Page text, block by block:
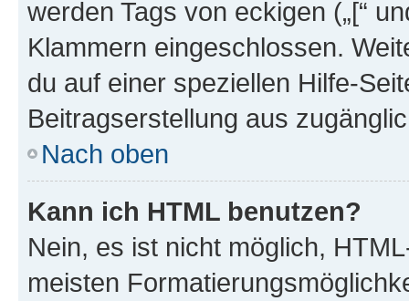
werden Tags von eckigen („[“
Klammern eingeschlossen.
du auf einer speziellen Hilfe-
Beitragserstellung aus
Nach oben
Kann ich HTML benutzen?
Nein, es ist nicht möglich,
meisten